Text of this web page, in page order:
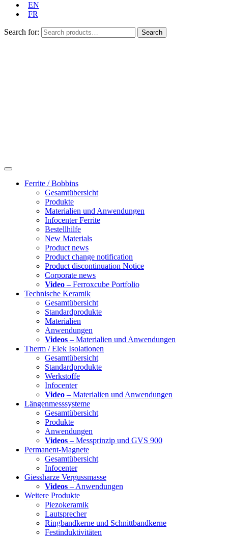
EN
FR
Search for: Search
Ferrite / Bobbins
Gesamtübersicht
Produkte
Materialien und Anwendungen
Infocenter Ferrite
Bestellhilfe
New Materials
Product news
Product change notification
Product discontinuation Notice
Corporate news
Video – Ferroxcube Portfolio
Technische Keramik
Gesamtübersicht
Standardprodukte
Materialien
Anwendungen
Videos – Materialien und Anwendungen
Therm / Elek Isolationen
Gesamtübersicht
Standardprodukte
Werkstoffe
Infocenter
Video – Materialien und Anwendungen
Längenmesssysteme
Gesamtübersicht
Produkte
Anwendungen
Videos – Messprinzip und GVS 900
Permanent-Magnete
Gesamtübersicht
Infocenter
Giessharze Vergussmasse
Videos – Anwendungen
Weitere Produkte
Piezokeramik
Lautsprecher
Ringbandkerne und Schnittbandkerne
Festinduktivitäten